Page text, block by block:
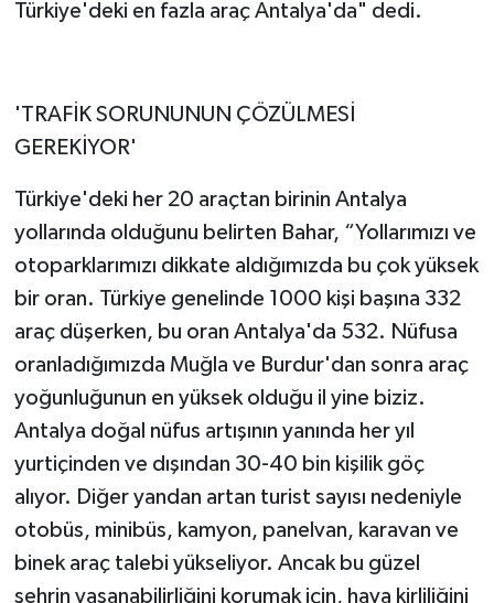
Türkiye'deki en fazla araç Antalya'da" dedi.
'TRAFİK SORUNUNUN ÇÖZÜLMESİ
GEREKİYOR'
Türkiye'deki her 20 araçtan birinin Antalya
yollarında olduğunu belirten Bahar, “Yollarımızı ve
otoparklarımızı dikkate aldığımızda bu çok yüksek
bir oran. Türkiye genelinde 1000 kişi başına 332
araç düşerken, bu oran Antalya'da 532. Nüfusa
oranladığımızda Muğla ve Burdur'dan sonra araç
yoğunluğunun en yüksek olduğu il yine biziz.
Antalya doğal nüfus artışının yanında her yıl
yurtiçinden ve dışından 30-40 bin kişilik göç
alıyor. Diğer yandan artan turist sayısı nedeniyle
otobüs, minibüs, kamyon, panelvan, karavan ve
binek araç talebi yükseliyor. Ancak bu güzel
şehrin yaşanabilirliğini korumak için, hava kirliliğini